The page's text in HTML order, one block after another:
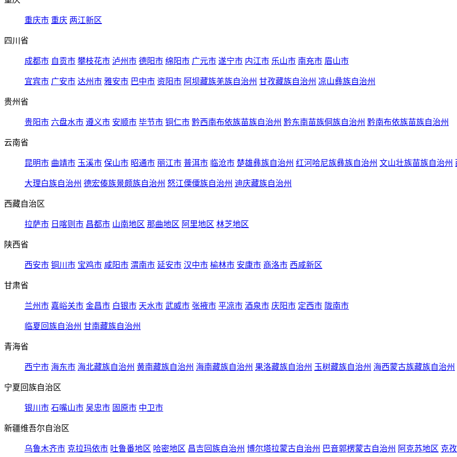
重庆市 重庆 两江新区
四川省
成都市 自贡市 攀枝花市 泸州市 德阳市 绵阳市 广元市 遂宁市 内江市 乐山市 南充市 眉山市
宜宾市 广安市 达州市 雅安市 巴中市 资阳市 阿坝藏族羌族自治州 甘孜藏族自治州 凉山彝族自治州
贵州省
贵阳市 六盘水市 遵义市 安顺市 毕节市 铜仁市 黔西南布依族苗族自治州 黔东南苗族侗族自治州 黔南布依族苗族自治州
云南省
昆明市 曲靖市 玉溪市 保山市 昭通市 丽江市 普洱市 临沧市 楚雄彝族自治州 红河哈尼族彝族自治州 文山壮族苗族自治州
大理白族自治州 德宏傣族景颇族自治州 怒江傈僳族自治州 迪庆藏族自治州
西藏自治区
拉萨市 日喀则市 昌都市 山南地区 那曲地区 阿里地区 林芝地区
陕西省
西安市 铜川市 宝鸡市 咸阳市 渭南市 延安市 汉中市 榆林市 安康市 商洛市 西咸新区
甘肃省
兰州市 嘉峪关市 金昌市 白银市 天水市 武威市 张掖市 平凉市 酒泉市 庆阳市 定西市 陇南市
临夏回族自治州 甘南藏族自治州
青海省
西宁市 海东市 海北藏族自治州 黄南藏族自治州 海南藏族自治州 果洛藏族自治州 玉树藏族自治州 海西蒙古族藏族自治州
宁夏回族自治区
银川市 石嘴山市 吴忠市 固原市 中卫市
新疆维吾尔自治区
乌鲁木齐市 克拉玛依市 吐鲁番地区 哈密地区 昌吉回族自治州 博尔塔拉蒙古自治州 巴音郭楞蒙古自治州 阿克苏地区 克